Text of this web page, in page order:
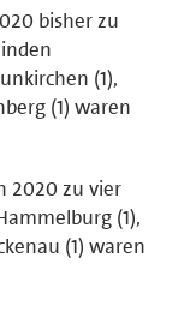
bisher zu
(1),
(1) waren
2020 zu vier
(1),
(1) waren